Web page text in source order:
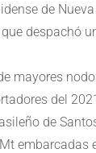
de Nueva
despachó
mayores
del
de
embarcadas